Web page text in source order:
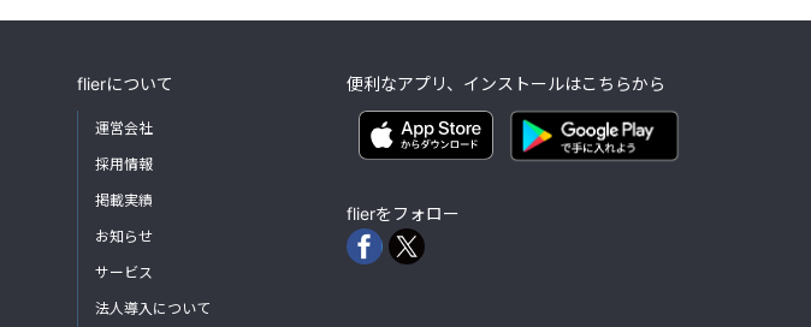
flierについて
運営会社
採用情報
掲載実績
お知らせ
サービス
法人導入について
便利なアプリ、インストールはこちらから
flierをフォロー